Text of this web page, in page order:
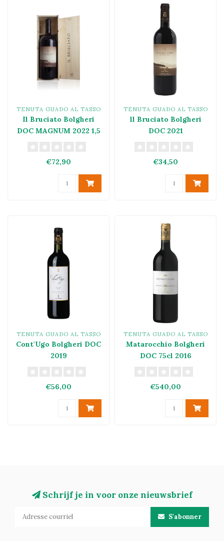
TENUTA GUADO AL TASSO
Il Bruciato Bolgheri
DOC MAGNUM 2022 1,5
€72,90
TENUTA GUADO AL TASSO
ll Bruciato Bolgheri
DOC 2021
€34,50
TENUTA GUADO AL TASSO
Cont'Ugo Bolgheri DOC
2019
€56,00
TENUTA GUADO AL TASSO
Matarocchio Bolgheri
DOC 75cl 2016
€540,00
Schrijf je in voor onze nieuwsbrief
S'abonner